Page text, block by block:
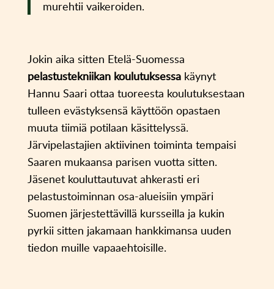
murehtii vaikeroiden.
Jokin aika sitten Etelä-Suomessa
pelastustekniikan koulutuksessakäynyt
Hannu Saari ottaa tuoreesta koulutuksestaan
tulleen evästyksensä käyttöön opastaen
muuta tiimiä potilaan käsittelyssä.
Järvipelastajien aktiivinen toiminta tempaisi
Saaren mukaansa parisen vuotta sitten.
Jäsenet kouluttautuvat ahkerasti eri
pelastustoiminnan osa-alueisiin ympäri
Suomen järjestettävillä kursseilla ja kukin
pyrkii sitten jakamaan hankkimansa uuden
tiedon muille vapaaehtoisille.